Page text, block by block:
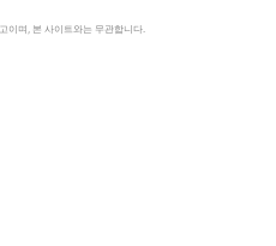
이며, 본 사이트와는 무관합니다.